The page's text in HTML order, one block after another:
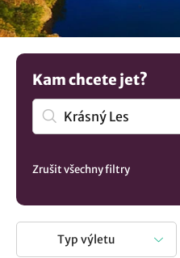
řadu poutavých článků s
překrásné lokalitě. Z našich
na výlet v lokalitě Krásný
Hrad a zámek Hauenštejn
Karlovarský kraj? Není nad
rodinou či přáteli. Stačí
poznáním naší krajiny a
Kam chcete jet?
Zrušit všechny filtry
Typ výletu